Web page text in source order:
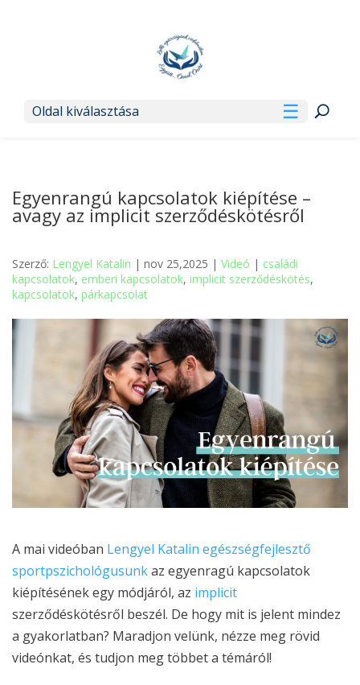
Oldal kiválasztása
Egyenrangú kapcsolatok kiépítése –
avagy az implicit szerződéskötésről
Szerző: Lengyel Katalin | nov 25,2025 | Videó | családi
kapcsolatok, emberi kapcsolatok, implicit szerződéskötés,
kapcsolatok, párkapcsolat
A mai videóban Lengyel Katalin egészségfejlesztő
sportpszichológusunkaz egyenragú kapcsolatok
kiépítésének egy módjáról, az implicit
szerződéskötésről beszél. De hogy mit is jelent mindez
a gyakorlatban? Maradjon velünk, nézze meg rövid
videónkat, és tudjon meg többet a témáról!